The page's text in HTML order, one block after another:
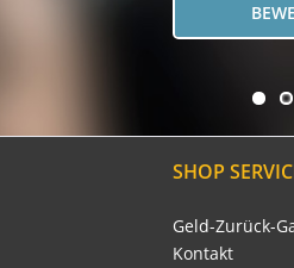
SHOP
Geld-Zurück-
Kontakt